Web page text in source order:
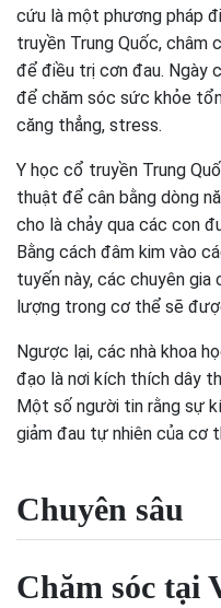
cứu là một phương pháp
truyền Trung Quốc, châm
để điều trị cơn đau. Ngày
để chăm sóc sức khỏe
căng thẳng, stress.
Y học cổ truyền Trung
thuật để cân bằng dòng
cho là chảy qua các con
Bằng cách đâm kim vào
tuyến này, các chuyên gia
lượng trong cơ thể sẽ
Ngược lại, các nhà khoa
đạo là nơi kích thích dây
Một số người tin rằng sự
giảm đau tự nhiên của cơ
Chuyên sâu
Chăm sóc tại